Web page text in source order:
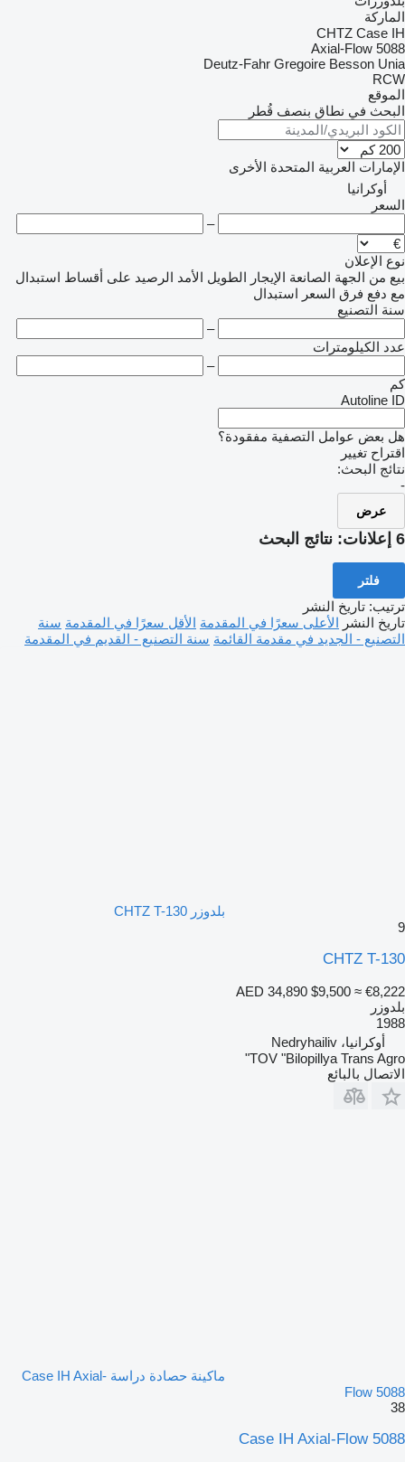
الماركة
CHTZ Case IH
5088
Axial-Flow
Deutz-Fahr Gregoire Besson Unia
RCW
الموقع
البحث في نطاق بنصف قُطر
الإمارات العربية المتحدة الأخرى
أوكرانيا
السعر
–
نوع الإعلان
بيع من الجهة الصانعة الإيجار الطويل الأمد الرصيد على أقساط استبدال
مع دفع فرق السعر استبدال
سنة التصنيع
–
عدد الكيلومترات
–
كم
Autoline ID
هل بعض عوامل التصفية مفقودة؟
اقتراح تغيير
نتائج البحث:
-
عرض
6 إعلانات: نتائج البحث
فلتر
ترتيب: تاريخ النشر
تاريخ النشر الأعلى سعرًا في المقدمة الأقل سعرًا في المقدمة سنة
التصنيع - الجديد في مقدمة القائمة سنة التصنيع - القديم في المقدمة
بلدوزر CHTZ T-130
9
CHTZ T-130
AED 34,890 $9,500 ≈ €8,222
بلدوزر
1988
أوكرانيا، Nedryhailiv
TOV "Bilopillya Trans Agro"
الاتصال بالبائع
ماكينة حصادة دراسة Case IH Axial-
Flow 5088
38
Case IH Axial-Flow 5088